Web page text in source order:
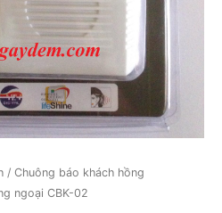
/ Chuông báo khách hồng
ngoại CBK-02